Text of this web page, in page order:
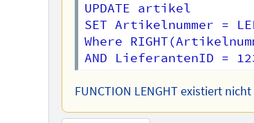
UPDATE artikel
SET Artikelnummer =
Where
FUNCTION LENGHT existiert nicht